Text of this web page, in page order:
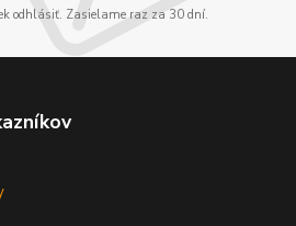
odhlásiť. Zasielame raz za 30 dní.